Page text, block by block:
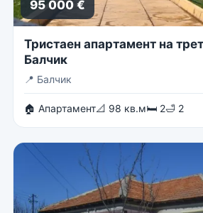
95 000 €
Тристаен апартамент на
Балчик
📍 Балчик
🏠 Апартамент📐 98 кв.м🛏 2🛁 2